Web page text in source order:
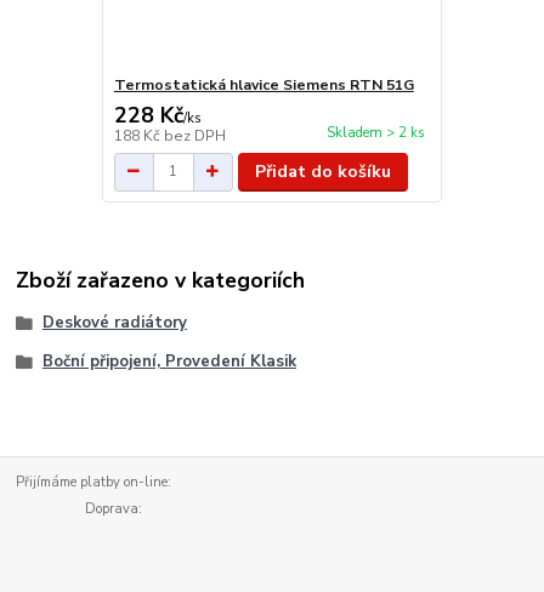
Termostatická hlavice Siemens RTN 51G
228 Kč/ks
188 Kč bez DPH Skladem > 2 ks
Přidat do košíku
Zboží zařazeno v kategoriích
Deskové radiátory
Boční připojení, Provedení Klasik
Přijímáme platby on-line:
Doprava: